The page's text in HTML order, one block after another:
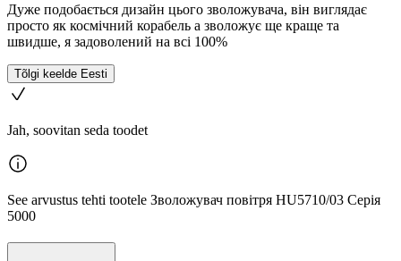
Дуже подобається дизайн цього зволожувача, він виглядає
просто як космічний корабель а зволожує ще краще та
швидше, я задоволений на всі 100%
Tõlgi keelde Eesti
Jah, soovitan seda toodet
See arvustus tehti tootele Зволожувач повітря HU5710/03 Серія
5000